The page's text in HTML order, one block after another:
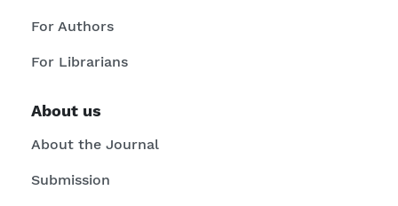
For Authors
For Librarians
About us
About the Journal
Submission